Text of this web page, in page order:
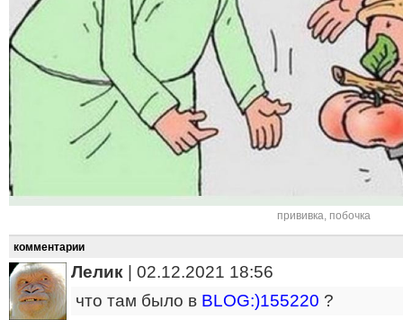
прививка, побочка
комментарии
Лелик
02.12.2021 18:56
что там было в BLOG:)155220 ?